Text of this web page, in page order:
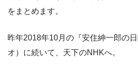
をまとめます。
昨年2018年10月の『安住紳一郎の
オ）に続いて、天下のNHKへ。